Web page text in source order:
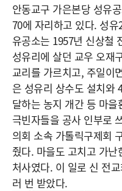
안동교구 가은본당 성유
70에 자리하고 있다. 성
유공소는 1957년 신상철
성유리에 살던 교우 오재
교리를 가르치고, 주일이
은 성유리 상수도 설치와
달하는 농지 개간 등 마
극빈자들을 공사 인부로
의회 소속 가톨릭구제회
줬다. 마을도 고치고 가
처사였다. 이 일로 신 전
러 번 받았다.